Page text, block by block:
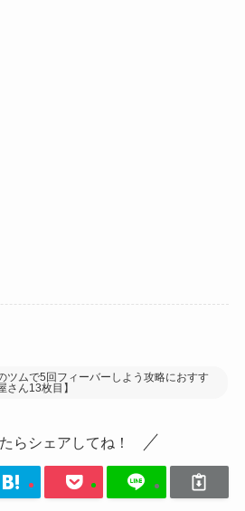
ツムで5回フィーバーしよう攻略におすす
さん13枚目】
らシェアしてね！